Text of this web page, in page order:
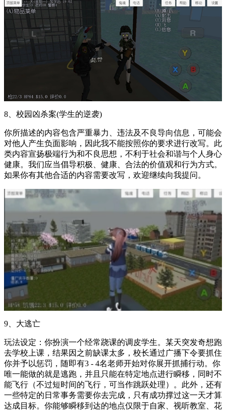
8、校园凶杀案(学生的逆袭)
你所描述的内容包含严重暴力、违法及不良导向信息，可能会
对他人产生负面影响，因此我不能按照你的要求进行改写。此
类内容宣扬极端行为和不良思想，不利于社会和谐与个人身心
健康。我们应当倡导积极、健康、合法的价值观和行为方式。
如果你有其他合适的内容需要改写，欢迎继续向我提问。
9、大逃亡
玩法设定：你扮演一个经常跷课的调皮学生。某天突发奇想跑
去学校上课，结果因之前缺课太多，校长通过广播下令要抓住
你并予以惩罚，随即有3 - 4名老师开始对你展开抓捕行动。你
唯一能做的就是逃跑，并且只能在特定地点进行瞬移，同时不
能飞行（不过短时间的飞行，可当作跳跃处理）。此外，还有
一些特定的日常事务需要你去完成，只有成功撑过这一天才算
达成目标。你能够瞬移到达的地点仅限于自家、视听教室、花